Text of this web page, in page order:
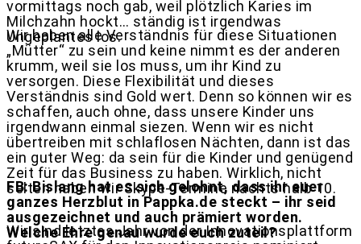
vormittags noch gab, weil plötzlich Karies im
Milchzahn hockt… ständig ist irgendwas
Ungeplantes los.
Wir haben alle Verständnis für diese Situationen
„Mütter“ zu sein und keine nimmt es der anderen
krumm, weil sie los muss, um ihr Kind zu
versorgen. Diese Flexibilität und dieses
Verständnis sind Gold wert. Denn so können wir es
schaffen, auch ohne, dass unsere Kinder uns
irgendwann einmal siezen. Wenn wir es nicht
übertreiben mit schlaflosen Nächten, dann ist das
ein guter Weg: da sein für die Kinder und genügend
Zeit für das Business zu haben. Wirklich, nicht
selten haben wir Skype-Termine nachts halb 10.
FB: Bislang hat es sich gelohnt, dass ihr euer
ganzes Herzblut in Pappka.de steckt – ihr seid
ausgezeichnet und auch prämiert worden.
Welche Ehre genau wurde euch zuteil?
Wir sind letztes Jahr von der Innovationsplattform